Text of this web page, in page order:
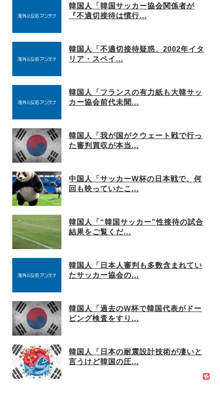
韓国人「韓国サッカー協会関係者が
『不適切接待は慣行...
韓国人「不適切接待疑惑、2002年イタ
リア・スペイ...
韓国人「フランスの有力紙も大韓サッ
カー協会前代未聞...
韓国人「我が国がクウェート戦で行っ
た審判買収が本当...
中国人「サッカーW杯の日本戦で、何
回も映っていたこ...
韓国人「“韓国サッカー”性接待の試合
結果をご覧くだ...
韓国人「日本人審判も多数含まれてい
たサッカー協会の...
韓国人「過去のW杯で韓国代表がドー
ピング検査をすり...
韓国人「日本の耐震設計技術が凄いと
言うけど韓国の圧...